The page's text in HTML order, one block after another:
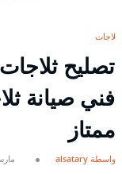
ثلاجات
فني صيانة
ممتاز
بواسطة alsatary مارس 7,